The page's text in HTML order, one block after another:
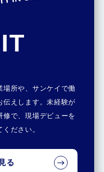
場所や、サンケイで働
伝えします。未経験が
修で、現場デビューを
ださい。
る